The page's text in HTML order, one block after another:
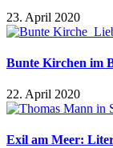
23. April 2020
Bunte Kirchen im
22. April 2020
Exil am Meer: